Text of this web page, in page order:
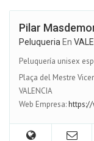
Pilar
Peluqueria En
Peluquería unisex
Plaça del Mestre
VALENCIA
Web Empresa: